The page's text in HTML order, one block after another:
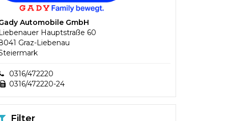
Automobile GmbH
Hauptstraße 60
Graz-Liebenau
0316/472220
0316/472220-24
Filter